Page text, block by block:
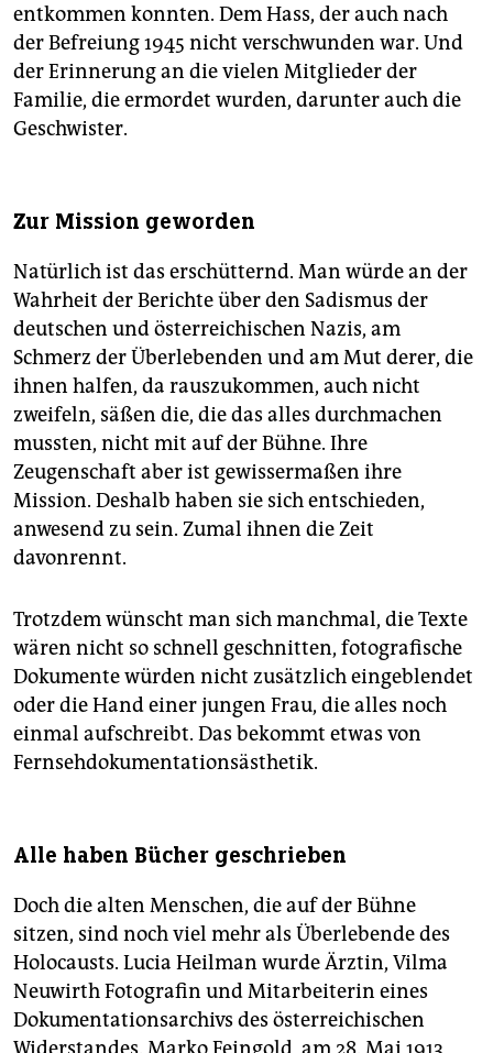
entkommen konnten. Dem Hass, der auch nach
der Befreiung 1945 nicht verschwunden war. Und
der Erinnerung an die vielen Mitglieder der
Familie, die ermordet wurden, darunter auch die
Geschwister.
Zur Mission geworden
Natürlich ist das erschütternd. Man würde an der
Wahrheit der Berichte über den Sadismus der
deutschen und österreichischen Nazis, am
Schmerz der Überlebenden und am Mut derer, die
ihnen halfen, da rauszukommen, auch nicht
zweifeln, säßen die, die das alles durchmachen
mussten, nicht mit auf der Bühne. Ihre
Zeugenschaft aber ist gewissermaßen ihre
Mission. Deshalb haben sie sich entschieden,
anwesend zu sein. Zumal ihnen die Zeit
davonrennt.
Trotzdem wünscht man sich manchmal, die Texte
wären nicht so schnell geschnitten, fotografische
Dokumente würden nicht zusätzlich eingeblendet
oder die Hand einer jungen Frau, die alles noch
einmal aufschreibt. Das bekommt etwas von
Fernsehdokumentationsästhetik.
Alle haben Bücher geschrieben
Doch die alten Menschen, die auf der Bühne
sitzen, sind noch viel mehr als Überlebende des
Holocausts. Lucia Heilman wurde Ärztin, Vilma
Neuwirth Fotografin und Mitarbeiterin eines
Dokumentationsarchivs des österreichischen